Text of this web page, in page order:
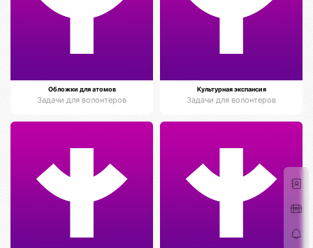
Обложки для атомов
Задачи для волонтеров
Культурная экспансия
Задачи для волонтеров